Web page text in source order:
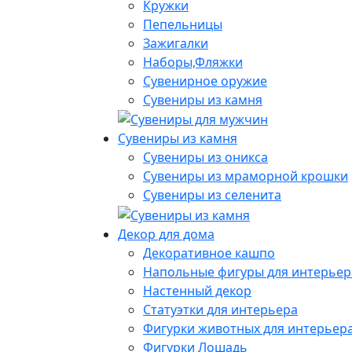
Кружки
Пепельницы
Зажигалки
Наборы,Фляжки
Сувенирное оружие
Сувениры из камня
Сувениры из камня
Сувениры из оникса
Сувениры из мраморной крошки
Сувениры из селенита
Декор для дома
Декоративное кашпо
Напольные фигуры для
Настенный декор
Статуэтки для интерьера
Фигурки животных для
Фигурки Лошадь